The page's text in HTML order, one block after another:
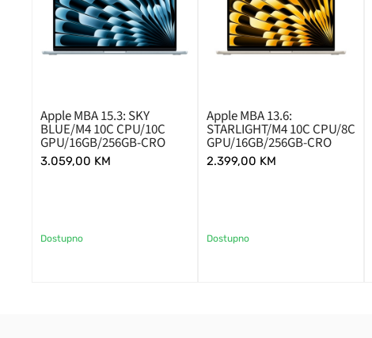
Apple MBA 15.3: SKY
BLUE/M4 10C CPU/10C
GPU/16GB/256GB-CRO
3.059,00 KM
Dostupno
Apple MBA 13.6:
STARLIGHT/M4 10C CPU/8C
GPU/16GB/256GB-CRO
2.399,00 KM
Dostupno